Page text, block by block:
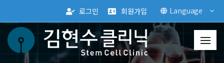
로그인 회원가입 Language